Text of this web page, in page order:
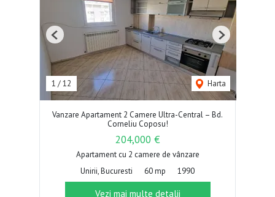
1 /12 Harta
Previous Next
Vanzare Apartament 2 Camere Ultra-Central – Bd.
Corneliu Coposu!
204,000 €
Apartament cu 2 camere de vânzare
Unirii, Bucuresti
60 mp 1990
Vezi mai multe detalii